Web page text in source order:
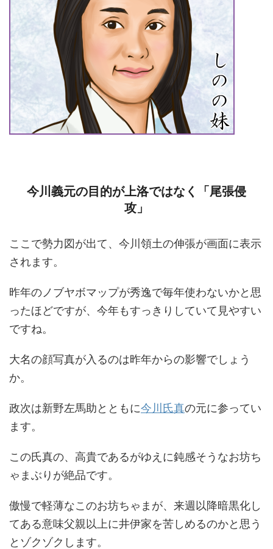
今川義元の目的が上洛ではなく「尾張侵
攻」
ここで勢力図が出て、今川領土の伸張が画面に表示
されます。
昨年のノブヤボマップが秀逸で毎年使わないかと思
ったほどですが、今年もすっきりしていて見やすい
ですね。
大名の顔写真が入るのは昨年からの影響でしょう
か。
政次は新野左馬助とともに今川氏真の元に参ってい
ます。
この氏真の、高貴であるがゆえに鈍感そうなお坊ち
ゃまぶりが絶品です。
傲慢で軽薄なこのお坊ちゃまが、来週以降暗黒化し
てある意味父親以上に井伊家を苦しめるのかと思う
とゾクゾクします。